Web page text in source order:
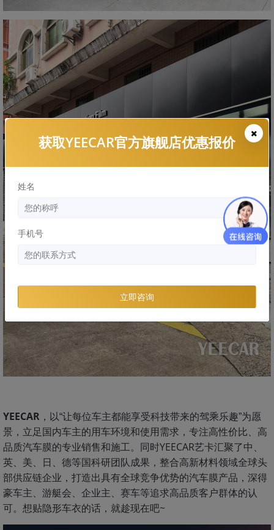
YEECAR ，以“让每位车主都能享受科技带来的驾乘乐趣”为愿
景，立足国内车主的用车环境和使用需求，专注高性价比、高
品质汽车膜的专业销售和施工。 同时YEECAR艺卡汇聚了中、
英、美、日、德等国科研团队成果，整合高新材料领域全球头
部供应链企业，打造出具有全球竞争优势的汽车膜产品，深得
豪车主、游艇会、企业主、赛车等追求高品质客户群体的认
可。想贴隐形车衣的话，就趁现在吧~
获取YEECAR官方旗舰店优惠报价
姓名
手机号
立即咨询